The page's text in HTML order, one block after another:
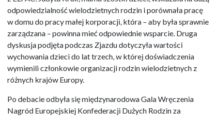
odpowiedzialność wielodzietnych rodzin i porównała pracę
w domu do pracy małej korporacji, która – aby była sprawnie
zarządzana – powinna mieć odpowiednie wsparcie. Druga
dyskusja podjęta podczas Zjazdu dotyczyła wartości
wychowania dzieci do lat trzech, w której doświadczenia
wymienili członkowie organizacji rodzin wielodzietnych z
różnych krajów Europy.
Po debacie odbyła się międzynarodowa Gala Wręczenia
Nagród Europejskiej Konfederacji Dużych Rodzin za